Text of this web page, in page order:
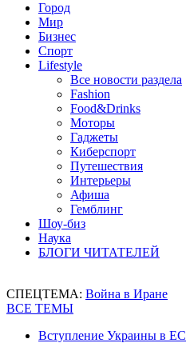
Город
Мир
Бизнес
Спорт
Lifestyle
Все новости раздела
Fashion
Food&Drinks
Моторы
Гаджеты
Киберспорт
Путешествия
Интерьеры
Афиша
Гемблинг
Шоу-биз
Наука
БЛОГИ ЧИТАТЕЛЕЙ
СПЕЦТЕМА: Война в Иране
ВСЕ ТЕМЫ
Вступление Украины в ЕС